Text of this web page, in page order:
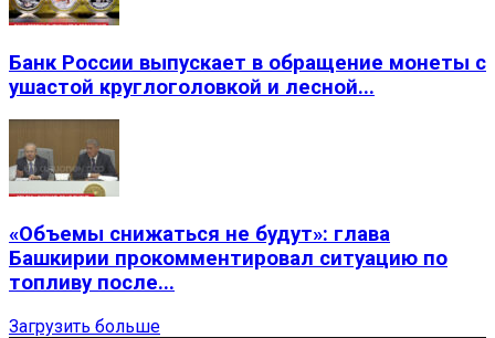
Банк России выпускает в обращение монеты с
ушастой круглоголовкой и лесной...
«Объемы снижаться не будут»: глава
Башкирии прокомментировал ситуацию по
топливу после...
Загрузить больше